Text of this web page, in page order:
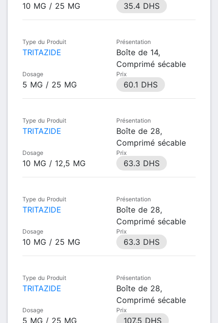
10 MG / 25 MG 35.4 DHS
Type du Produit
TRITAZIDE
Présentation
Boîte de 14,
Comprimé sécable
Dosage
5 MG / 25 MG
Prix
60.1 DHS
Type du Produit
TRITAZIDE
Présentation
Boîte de 28,
Comprimé sécable
Dosage
10 MG / 12,5 MG
Prix
63.3 DHS
Type du Produit
TRITAZIDE
Présentation
Boîte de 28,
Comprimé sécable
Dosage
10 MG / 25 MG
Prix
63.3 DHS
Type du Produit
TRITAZIDE
Présentation
Boîte de 28,
Comprimé sécable
Dosage
5 MG / 25 MG
Prix
107.5 DHS